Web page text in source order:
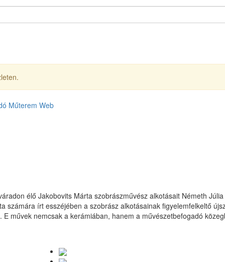
Műterem Web
élő Jakobovits Márta szobrászművész alkotásait Németh
számára írt esszéjében a szobrász alkotásainak figyelemfelkeltő
művek nemcsak a kerámiában, hanem a művészetbefogadó